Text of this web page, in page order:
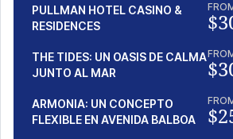
PULLMAN HOTEL CASINO &
RESIDENCES
THE TIDES: UN OASIS DE CALMA
JUNTO AL MAR
ARMONIA: UN CONCEPTO
FLEXIBLE EN AVENIDA BALBOA